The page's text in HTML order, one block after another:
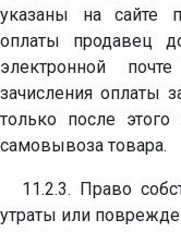
указаны на сайте
оплаты продавец
электронной
зачисления оплаты
только после этого
самовывоза товара.
11.2.3. Право
утраты или